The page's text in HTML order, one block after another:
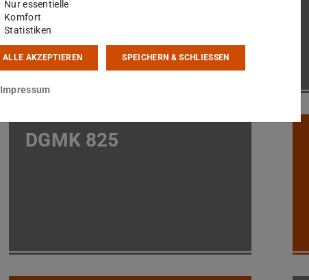
DGMK 825
Nur essentielle
Komfort
Statistiken
ALLE AKZEPTIEREN SPEICHERN & SCHLIESSEN
Impressum